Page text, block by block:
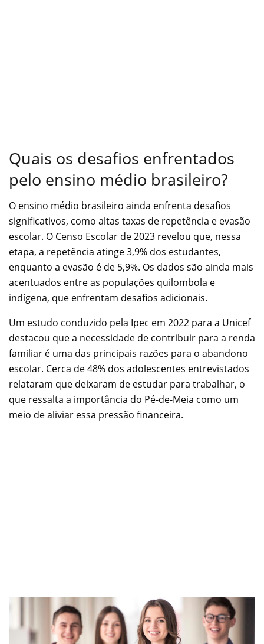
Quais os desafios enfrentados
pelo ensino médio brasileiro?
O ensino médio brasileiro ainda enfrenta desafios
significativos, como altas taxas de repetência e evasão
escolar. O Censo Escolar de 2023 revelou que, nessa
etapa, a repetência atinge 3,9% dos estudantes,
enquanto a evasão é de 5,9%. Os dados são ainda mais
acentuados entre as populações quilombola e
indígena, que enfrentam desafios adicionais.
Um estudo conduzido pela Ipec em 2022 para a Unicef
destacou que a necessidade de contribuir para a renda
familiar é uma das principais razões para o abandono
escolar. Cerca de 48% dos adolescentes entrevistados
relataram que deixaram de estudar para trabalhar, o
que ressalta a importância do Pé-de-Meia como um
meio de aliviar essa pressão financeira.